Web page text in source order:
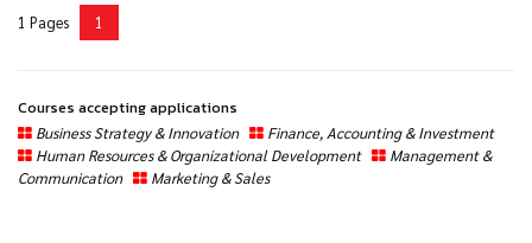
1 Pages 1
Courses accepting applications
Business Strategy & Innovation
Finance, Accounting & Investment
Human Resources & Organizational Development
Management &
Communication
Marketing & Sales